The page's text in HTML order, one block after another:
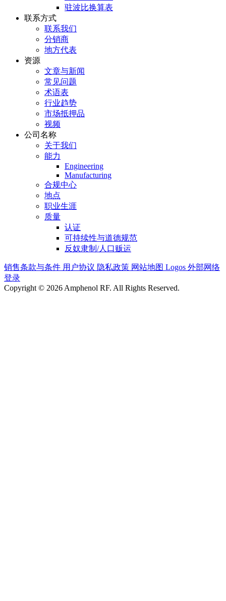
驻波比换算表
联系方式
联系我们
分销商
地方代表
资源
文章与新闻
常见问题
术语表
行业趋势
市场抵押品
视频
公司名称
关于我们
能力
Engineering
Manufacturing
合规中心
地点
职业生涯
质量
认证
可持续性与道德规范
反奴隶制/人口贩运
销售条款与条件 用户协议 隐私政策 网站地图 Logos 外部网络
登录
Copyright © 2026 Amphenol RF. All Rights Reserved.